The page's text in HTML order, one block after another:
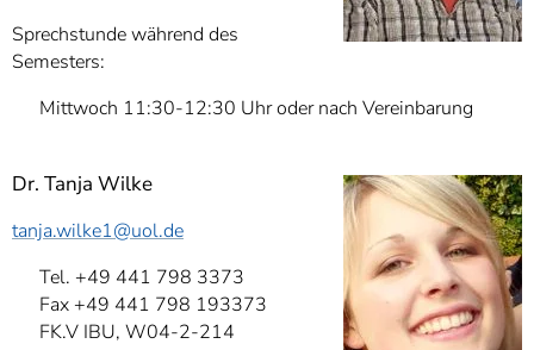
Sprechstunde während des
Semesters:
Mittwoch 11:30-12:30 Uhr oder nach Vereinbarung
Dr. Tanja Wilke
tanja.wilke1@uol.de
Tel. +49 441 798 3373
Fax +49 441 798 193373
FK.V IBU, W04-2-214